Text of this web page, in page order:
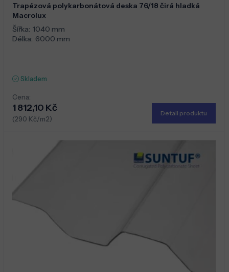
Trapézová polykarbonátová deska 76/18 čirá hladká
Macrolux
Šířka: 1040 mm
Délka: 6000 mm
Skladem
Cena:
1 812,10 Kč
(290 Kč/m2)
Detail produktu